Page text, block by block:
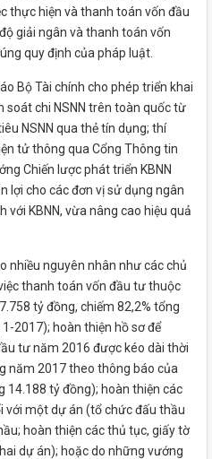
thực hiện và thanh toán vốn đầu
giải ngân và thanh toán vốn
quy định của pháp luật.
Bộ Tài chính cho phép triển khai
chi NSNN trên toàn quốc từ
NSNN qua thẻ tín dụng; thí
tử thông qua Cổng Thông tin
Chiến lược phát triển KBNN
lợi cho các đơn vị sử dụng ngân
với KBNN, vừa nâng cao hiệu quả
nhiều nguyên nhân như các chủ
thanh toán vốn đầu tư thuộc
tỷ đồng, chiếm 82,2% tổng
2017); hoàn thiện hồ sơ để
tư năm 2016 được kéo dài thời
năm 2017 theo thông báo của
14.188 tỷ đồng); hoàn thiện các
với một dự án (tổ chức đấu thầu
hoàn thiện các thủ tục, giấy tờ
dự án); hoặc do những vướng